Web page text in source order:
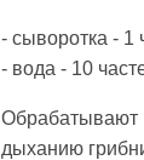
- сыворотка - 1
- вода - 10
Обрабатывают
дыханию